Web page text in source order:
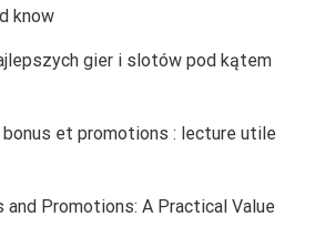
know
gier i slotów pod kątem
et promotions : lecture utile
and Promotions: A Practical Value